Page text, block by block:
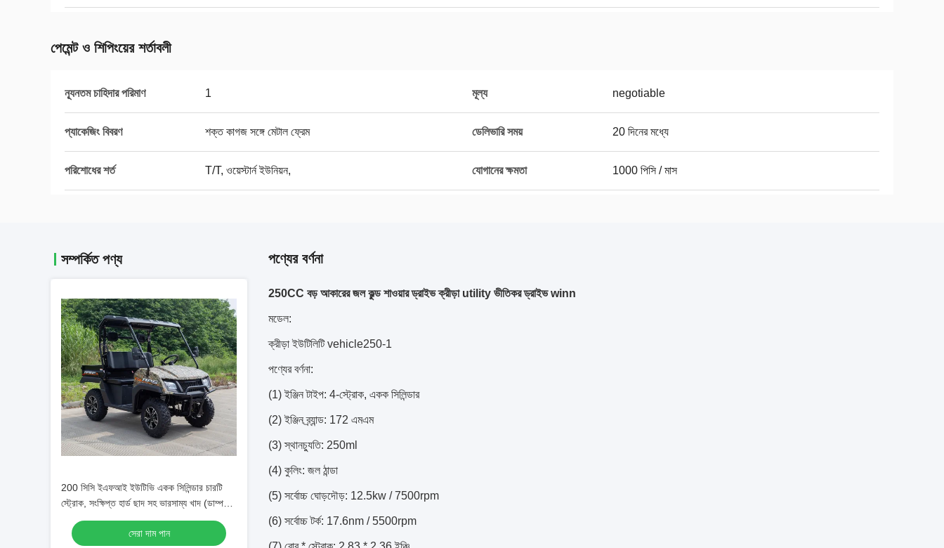
পেমেন্ট ও শিপিংয়ের শর্তাবলী
ন্যূনতম চাহিদার পরিমাণ 1 মূল্য negotiable
প্যাকেজিং বিবরণ শক্ত কাগজ সঙ্গে মেটাল ফ্রেম ডেলিভারি সময় 20 দিনের মধ্যে
পরিশোধের শর্ত T/T, ওয়েস্টার্ন ইউনিয়ন, যোগানের ক্ষমতা 1000 পিসি / মাস
সম্পর্কিত পণ্য
200 সিসি ইএফআই ইউটিভি একক সিলিন্ডার চারটি
স্ট্রোক, সংক্ষিপ্ত হার্ড ছাদ সহ ভারসাম্য খাদ (ডাম্প
বিছানা)
সেরা দাম পান
পণ্যের বর্ণনা
250CC বড় আকারের জল কুল্ড শাওয়ার ড্রাইভ ক্রীড়া utility ভীতিকর ড্রাইভ winn
মডেল:
ক্রীড়া ইউটিলিটি vehicle250-1
পণ্যের বর্ণনা:
(1) ইঞ্জিন টাইপ: 4-স্ট্রোক, একক সিলিন্ডার
(2) ইঞ্জিন ব্র্যান্ড: 172 এমএম
(3) স্থানচ্যুতি: 250ml
(4) কুলিং: জল ঠান্ডা
(5) সর্বোচ্চ ঘোড়দৌড়: 12.5kw / 7500rpm
(6) সর্বোচ্চ টর্ক: 17.6nm / 5500rpm